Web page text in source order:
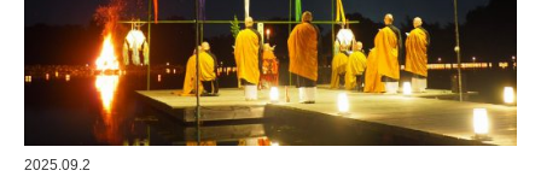
2025.09.2